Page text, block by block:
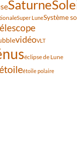
Saturne
Super LuneSystème
vidéoVLT
éclipse de Lune
étoile polaire